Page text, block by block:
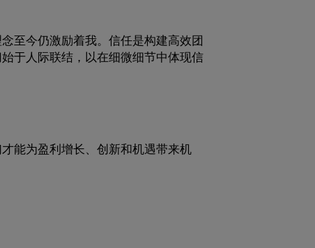
至今仍激励着我。信任是构建高效团
于人际联结，以在细微细节中体现信
能为盈利增长、创新和机遇带来机